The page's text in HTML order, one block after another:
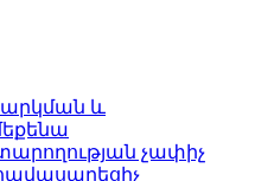
և
չափիչ